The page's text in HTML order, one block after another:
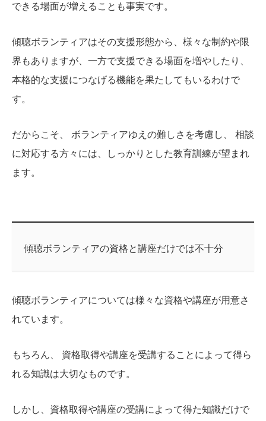
できる場面が増えることも事実です。
傾聴ボランティアはその支援形態から、様々な制約や限
界もありますが、一方で支援できる場面を増やしたり、
本格的な支援につなげる機能を果たしてもいるわけで
す。
だからこそ、 ボランティアゆえの難しさを考慮し、 相談
に対応する方々には、しっかりとした教育訓練が望まれ
ます。
傾聴ボランティアの資格と講座だけでは不十分
傾聴ボランティアについては様々な資格や講座が用意さ
れています。
もちろん、 資格取得や講座を受講することによって得ら
れる知識は大切なものです。
しかし、資格取得や講座の受講によって得た知識だけで